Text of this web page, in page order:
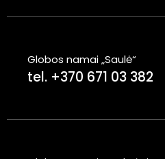
Globos namai „Saulė“
tel. +370 671 03 382